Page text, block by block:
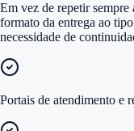
Em vez de repetir
formato da entrega ao
necessidade de
Portais de atendimento e